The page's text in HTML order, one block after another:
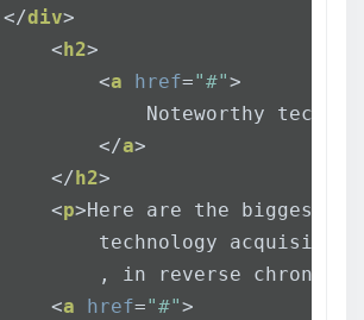
</div>
<h2>
<a href="#">
Noteworthy
</a>
</h2>
<p>Here are the biggest
technology
, in reverse
<a href="#">